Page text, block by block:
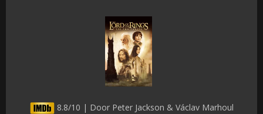
8.8/10 | Door Peter Jackson & Václav Marhoul